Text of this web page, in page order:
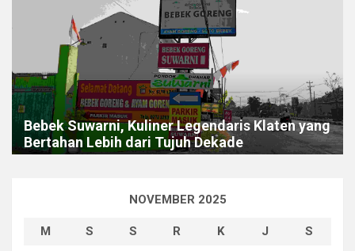
Bebek Suwarni, Kuliner Legendaris Klaten yang
Bertahan Lebih dari Tujuh Dekade
NOVEMBER 2025
M S S R K J
S